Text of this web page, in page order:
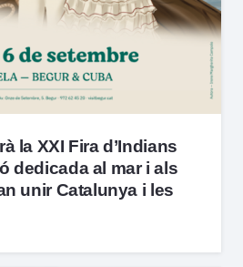
la XXI Fira d’Indians
dedicada al mar i als
unir Catalunya i les